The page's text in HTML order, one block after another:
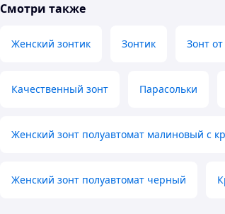
Смотри также
Женский зонтик Зонтик Зонт
Качественный зонт Парасольки
Женский зонт полуавтомат малиновый с
Женский зонт полуавтомат черный